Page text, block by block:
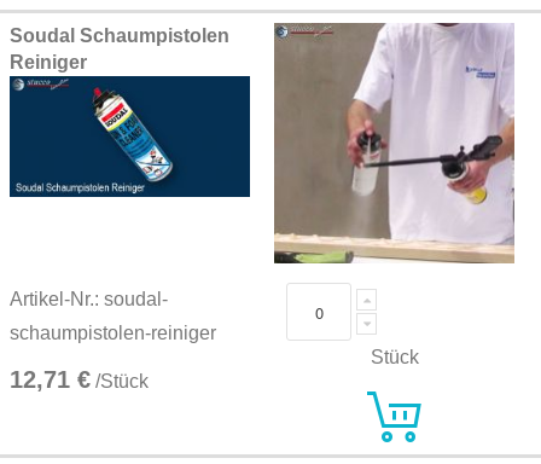
Soudal Schaumpistolen
Reiniger
Artikel-Nr.: soudal-
schaumpistolen-reiniger
12,71 € /Stück
Stück